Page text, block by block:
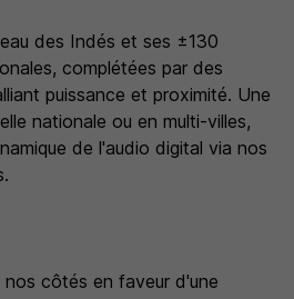
des Indés et ses ±130
complétées par des
puissance et proximité. Une
nationale ou en multi-villes,
de l'audio digital via nos
nos côtés en faveur d'une